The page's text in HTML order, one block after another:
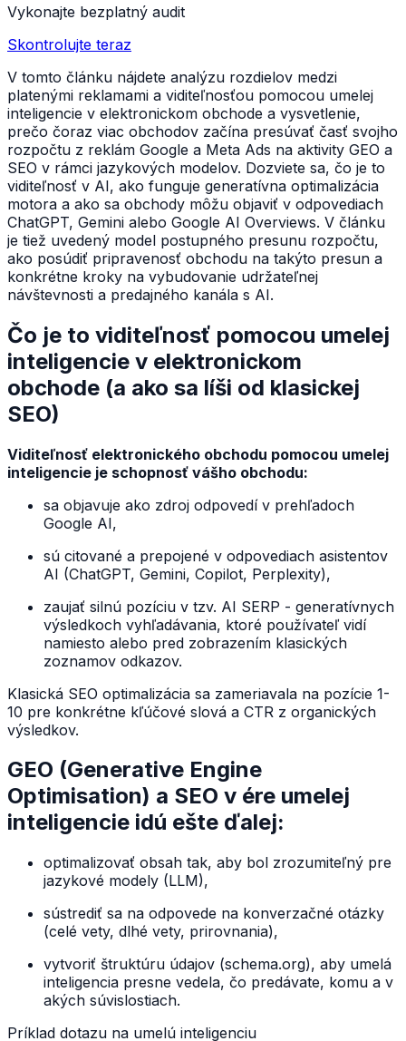
Vykonajte bezplatný audit
Skontrolujte teraz
V tomto článku nájdete analýzu rozdielov medzi
platenými reklamami a viditeľnosťou pomocou umelej
inteligencie v elektronickom obchode a vysvetlenie,
prečo čoraz viac obchodov začína presúvať časť svojho
rozpočtu z reklám Google a Meta Ads na aktivity GEO a
SEO v rámci jazykových modelov. Dozviete sa, čo je to
viditeľnosť v AI, ako funguje generatívna optimalizácia
motora a ako sa obchody môžu objaviť v odpovediach
ChatGPT, Gemini alebo Google AI Overviews. V článku
je tiež uvedený model postupného presunu rozpočtu,
ako posúdiť pripravenosť obchodu na takýto presun a
konkrétne kroky na vybudovanie udržateľnej
návštevnosti a predajného kanála s AI.
Čo je to viditeľnosť pomocou umelej
inteligencie v elektronickom
obchode (a ako sa líši od klasickej
SEO)
Viditeľnosť elektronického obchodu pomocou umelej
inteligencie je schopnosť vášho obchodu:
sa objavuje ako zdroj odpovedí v prehľadoch
Google AI,
sú citované a prepojené v odpovediach asistentov
AI (ChatGPT, Gemini, Copilot, Perplexity),
zaujať silnú pozíciu v tzv. AI SERP - generatívnych
výsledkoch vyhľadávania, ktoré používateľ vidí
namiesto alebo pred zobrazením klasických
zoznamov odkazov.
Klasická SEO optimalizácia sa zameriavala na pozície 1-
10 pre konkrétne kľúčové slová a CTR z organických
výsledkov.
GEO (Generative Engine
Optimisation) a SEO v ére umelej
inteligencie idú ešte ďalej:
optimalizovať obsah tak, aby bol zrozumiteľný pre
jazykové modely (LLM),
sústrediť sa na odpovede na konverzačné otázky
(celé vety, dlhé vety, prirovnania),
vytvoriť štruktúru údajov (schema.org), aby umelá
inteligencia presne vedela, čo predávate, komu a v
akých súvislostiach.
Príklad dotazu na umelú inteligenciu